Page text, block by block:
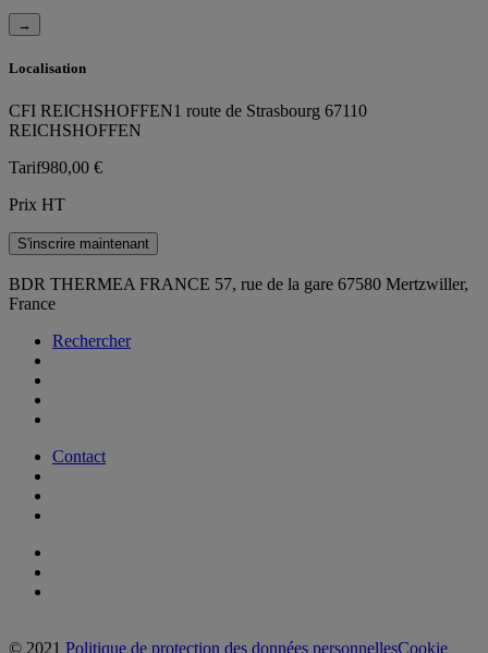
→
Localisation
CFI REICHSHOFFEN1 route de Strasbourg 67110
REICHSHOFFEN
Tarif980,00 €
Prix HT
S'inscrire maintenant
BDR THERMEA FRANCE 57, rue de la gare 67580 Mertzwiller,
France
Rechercher
Contact
© 2021 Politique de protection des données personnellesCookie